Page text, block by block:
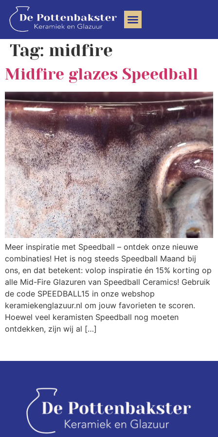
Tag: midfire
Midfire glazes Speedball
Meer inspiratie met Speedball – ontdek onze nieuwe
combinaties! Het is nog steeds Speedball Maand bij
ons, en dat betekent: volop inspiratie én 15% korting op
alle Mid-Fire Glazuren van Speedball Ceramics! Gebruik
de code SPEEDBALL15 in onze webshop
keramiekenglazuur.nl om jouw favorieten te scoren.
Hoewel veel keramisten Speedball nog moeten
ontdekken, zijn wij al […]